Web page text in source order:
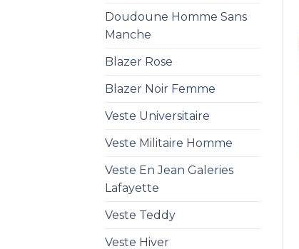
Doudoune Homme Sans
Manche
Blazer Rose
Blazer Noir Femme
Veste Universitaire
Veste Militaire Homme
Veste En Jean Galeries
Lafayette
Veste Teddy
Veste Hiver